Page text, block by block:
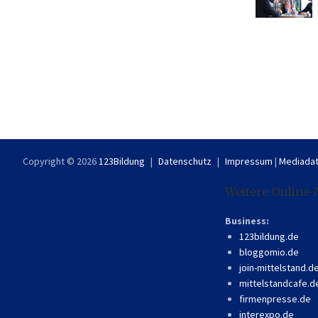
Copyright © 2026123Bildung Datenschutz Impressum |
Weitere Online-
Business:
123bildung.de
bloggomio.de
join-mittelstand.de
firmenpresse.de
interexpo.de